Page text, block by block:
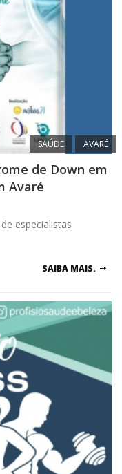
SAÚDE AVARÉ
de Down em
Avaré
especialistas
SAIBA MAIS.